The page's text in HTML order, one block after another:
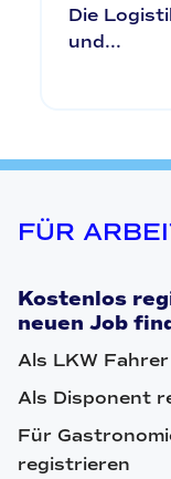
Die
und...
FÜR
Kostenlos
neuen Job
Als LKW
Als Disponent
Für
registrieren